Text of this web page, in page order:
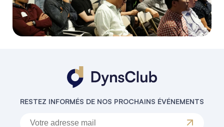
RESTEZ INFORMÉS DE NOS PROCHAINS ÉVÉNEMENTS